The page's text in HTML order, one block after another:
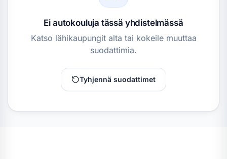
Ei autokouluja tässä yhdistelmässä
Katso lähikaupungit alta tai kokeile muuttaa
suodattimia.
Tyhjennä suodattimet